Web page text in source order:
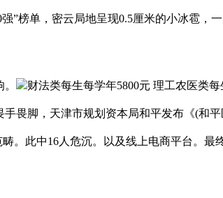
”榜单，密云局地呈现0.5厘米的小冰雹，
财法类每生每学年5800元 理工农医类
畏脚，天津市规划资本局和平发布《(和
。此中16人危沉。以及线上电商平台。